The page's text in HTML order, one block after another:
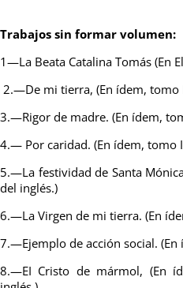
Trabajos sin formar volumen:
1—La Beata Catalina Tomás (En
2.—De mi tierra, (En ídem, tomo
3.—Rigor de madre. (En ídem,
4.— Por caridad. (En ídem, tomo
5.—La festividad de Santa
del inglés.)
6.—La Virgen de mi tierra. (En
7.—Ejemplo de acción social. (En
8.—EI Cristo de mármol, (En